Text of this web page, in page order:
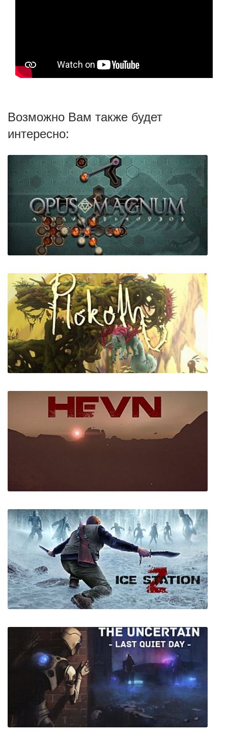
Возможно Вам также будет
интересно:
Opus Magnum
HEVN
Ice Station Z